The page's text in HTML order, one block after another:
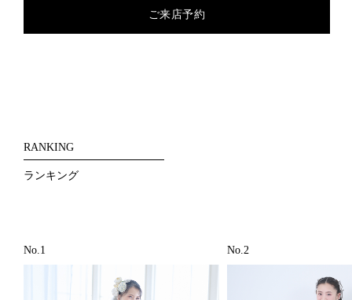
ご来店予約
RANKING
ランキング
No.1 No.2